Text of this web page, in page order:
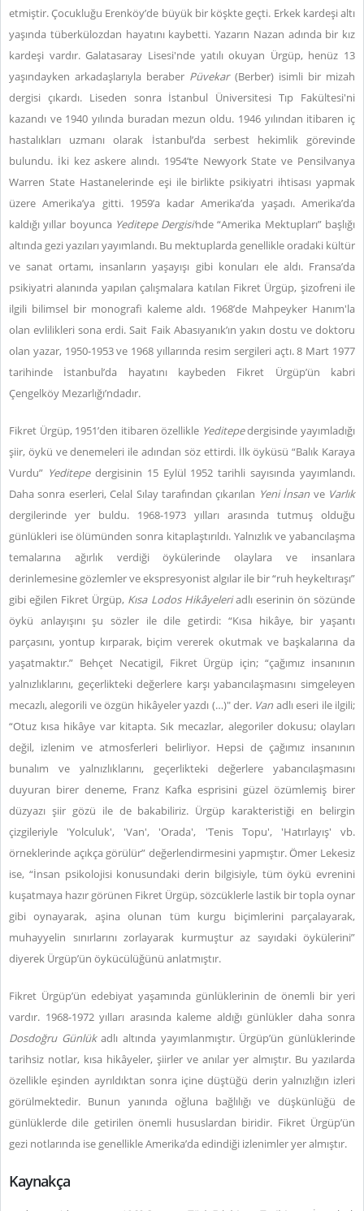
etmiştir. Çocukluğu Erenköy’de büyük bir köşkte geçti. Erkek kardeşi altı
yaşında tüberkülozdan hayatını kaybetti. Yazarın Nazan adında bir kız
kardeşi vardır. Galatasaray Lisesi'nde yatılı okuyan Ürgüp, henüz 13
yaşındayken arkadaşlarıyla beraber Püvekar (Berber) isimli bir mizah
dergisi çıkardı. Liseden sonra İstanbul Üniversitesi Tıp Fakültesi'ni
kazandı ve 1940 yılında buradan mezun oldu. 1946 yılından itibaren iç
hastalıkları uzmanı olarak İstanbul’da serbest hekimlik görevinde
bulundu. İki kez askere alındı. 1954’te Newyork State ve Pensilvanya
Warren State Hastanelerinde eşi ile birlikte psikiyatri ihtisası yapmak
üzere Amerika’ya gitti. 1959’a kadar Amerika’da yaşadı. Amerika’da
kaldığı yıllar boyunca Yeditepe Dergisi’nde “Amerika Mektupları” başlığı
altında gezi yazıları yayımlandı. Bu mektuplarda genellikle oradaki kültür
ve sanat ortamı, insanların yaşayışı gibi konuları ele aldı. Fransa’da
psikiyatri alanında yapılan çalışmalara katılan Fikret Ürgüp, şizofreni ile
ilgili bilimsel bir monografi kaleme aldı. 1968’de Mahpeyker Hanım'la
olan evlilikleri sona erdi. Sait Faik Abasıyanık’ın yakın dostu ve doktoru
olan yazar, 1950-1953 ve 1968 yıllarında resim sergileri açtı. 8 Mart 1977
tarihinde İstanbul’da hayatını kaybeden Fikret Ürgüp’ün kabri
Çengelköy Mezarlığı’ndadır.
Fikret Ürgüp, 1951’den itibaren özellikle Yeditepedergisinde yayımladığı
şiir, öykü ve denemeleri ile adından söz ettirdi. İlk öyküsü “Balık Karaya
Vurdu” Yeditepedergisinin 15 Eylül 1952 tarihli sayısında yayımlandı.
Daha sonra eserleri, Celal Sılay tarafından çıkarılan Yeni İnsan ve Varlık
dergilerinde yer buldu. 1968-1973 yılları arasında tutmuş olduğu
günlükleri ise ölümünden sonra kitaplaştırıldı. Yalnızlık ve yabancılaşma
temalarına ağırlık verdiği öykülerinde olaylara ve insanlara
derinlemesine gözlemler ve ekspresyonist algılar ile bir “ruh heykeltıraşı”
gibi eğilen Fikret Ürgüp, Kısa Lodos Hikâyeleriadlı eserinin ön sözünde
öykü anlayışını şu sözler ile dile getirdi: “Kısa hikâye, bir yaşantı
parçasını, yontup kırparak, biçim vererek okutmak ve başkalarına da
yaşatmaktır.” Behçet Necatigil, Fikret Ürgüp için; “çağımız insanının
yalnızlıklarını, geçerlikteki değerlere karşı yabancılaşmasını simgeleyen
mecazlı, alegorili ve özgün hikâyeler yazdı (…)" der. Van adlı eseri ile ilgili;
“Otuz kısa hikâye var kitapta. Sık mecazlar, alegoriler dokusu; olayları
değil, izlenim ve atmosferleri belirliyor. Hepsi de çağımız insanının
bunalım ve yalnızlıklarını, geçerlikteki değerlere yabancılaşmasını
duyuran birer deneme, Franz Kafka esprisini güzel özümlemiş birer
düzyazı şiir gözü ile de bakabiliriz. Ürgüp karakteristiği en belirgin
çizgileriyle 'Yolculuk', 'Van', 'Orada', 'Tenis Topu', 'Hatırlayış' vb.
örneklerinde açıkça görülür” değerlendirmesini yapmıştır. Ömer Lekesiz
ise, “İnsan psikolojisi konusundaki derin bilgisiyle, tüm öykü evrenini
kuşatmaya hazır görünen Fikret Ürgüp, sözcüklerle lastik bir topla oynar
gibi oynayarak, aşina olunan tüm kurgu biçimlerini parçalayarak,
muhayyelin sınırlarını zorlayarak kurmuştur az sayıdaki öykülerini”
diyerek Ürgüp’ün öykücülüğünü anlatmıştır.
Fikret Ürgüp’ün edebiyat yaşamında günlüklerinin de önemli bir yeri
vardır. 1968-1972 yılları arasında kaleme aldığı günlükler daha sonra
Dosdoğru Günlükadlı altında yayımlanmıştır. Ürgüp’ün günlüklerinde
tarihsiz notlar, kısa hikâyeler, şiirler ve anılar yer almıştır. Bu yazılarda
özellikle eşinden ayrıldıktan sonra içine düştüğü derin yalnızlığın izleri
görülmektedir. Bunun yanında oğluna bağlılığı ve düşkünlüğü de
günlüklerde dile getirilen önemli hususlardan biridir. Fikret Ürgüp’ün
gezi notlarında ise genellikle Amerika’da edindiği izlenimler yer almıştır.
Kaynakça